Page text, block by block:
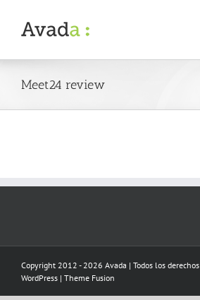
content
Meet24 review
Copyright 2012 - 2026 Avada | Todos los
WordPress | Theme Fusion